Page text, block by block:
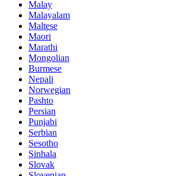
Malay
Malayalam
Maltese
Maori
Marathi
Mongolian
Burmese
Nepali
Norwegian
Pashto
Persian
Punjabi
Serbian
Sesotho
Sinhala
Slovak